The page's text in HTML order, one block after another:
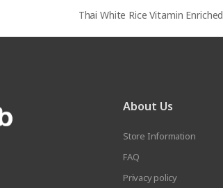
Thai White Rice Vitamin Enriched
About Us
Store Information
FAQ
Privacy policy